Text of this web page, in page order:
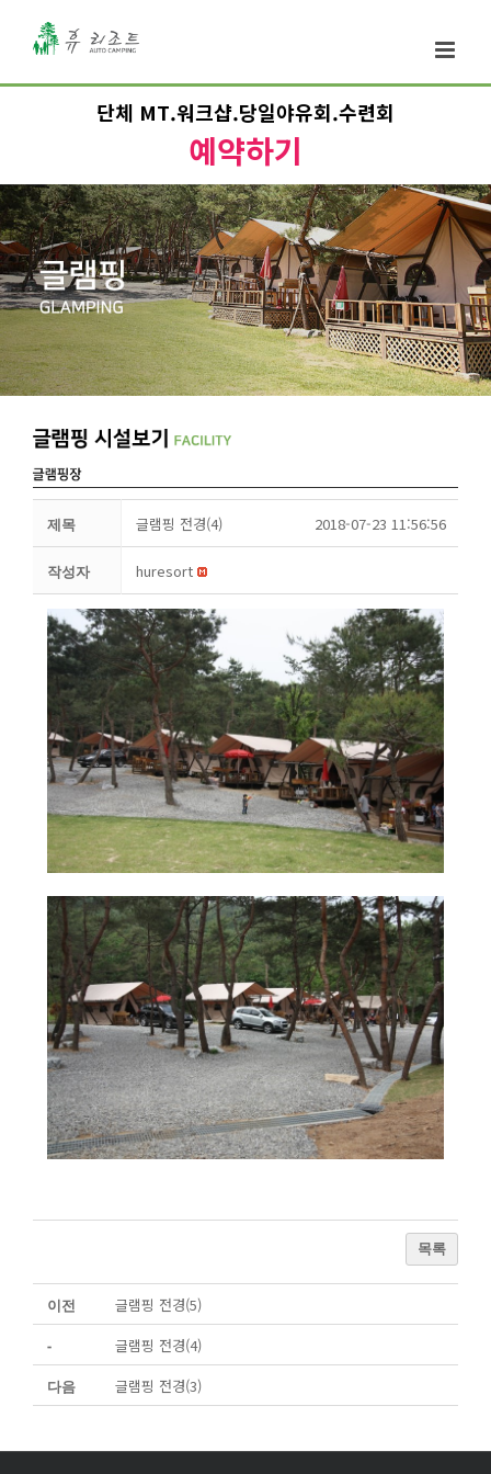
단체 MT.워크샵.당일야유회.수련회
예약하기
제목 글램핑 전경(4) 2018-07-23 11:56:56
작성자 huresort
목록
이전 글램핑 전경(5)
- 글램핑 전경(4)
다음 글램핑 전경(3)